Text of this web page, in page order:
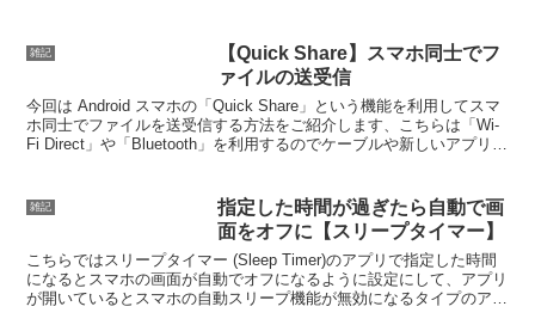
雑記
【Quick Share】スマホ同士でフ
ァイルの送受信
今回は Android スマホの「Quick Share」という機能を利用してスマ
ホ同士でファイルを送受信する方法をご紹介します、こちらは「Wi-
Fi Direct」や「Bluetooth」を利用するのでケーブルや新しいアプリを
雑記
指定した時間が過ぎたら自動で画
面をオフに【スリープタイマー】
こちらではスリープタイマー (Sleep Timer)のアプリで指定した時間
になるとスマホの画面が自動でオフになるように設定にして、アプリ
が開いているとスマホの自動スリープ機能が無効になるタイプのアプ